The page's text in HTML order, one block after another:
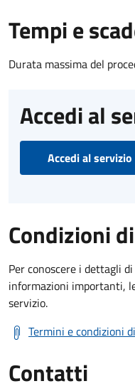
Tempi e
Durata massima del
Accedi al
Accedi al servizio
Condizioni
Per conoscere i dettagli
informazioni importanti,
servizio.
Termini e condizioni
Contatti